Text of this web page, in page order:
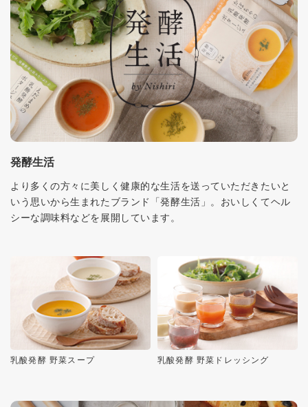
発酵生活
より多くの方々に美しく健康的な生活を送っていただきたいと
いう思いから生まれたブランド「発酵生活」。おいしくてヘル
シーな調味料などを展開しています。
乳酸発酵 野菜スープ 乳酸発酵 野菜ドレッシング